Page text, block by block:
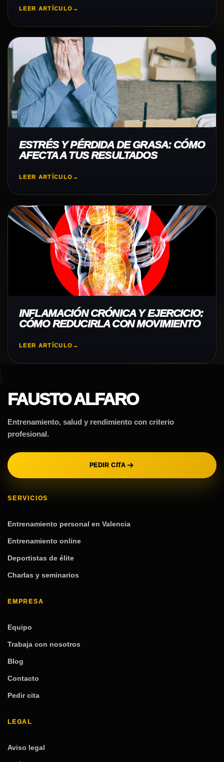
LEER ARTÍCULO →
ESTRÉS Y PÉRDIDA DE GRASA: CÓMO
AFECTA A TUS RESULTADOS
LEER ARTÍCULO →
INFLAMACIÓN CRÓNICA Y EJERCICIO:
CÓMO REDUCIRLA CON MOVIMIENTO
LEER ARTÍCULO →
FAUSTO ALFARO
Entrenamiento, salud y rendimiento con criterio
profesional.
PEDIR CITA
SERVICIOS
Entrenamiento personal en Valencia
Entrenamiento online
Deportistas de élite
Charlas y seminarios
EMPRESA
Equipo
Trabaja con nosotros
Blog
Contacto
Pedir cita
LEGAL
Aviso legal